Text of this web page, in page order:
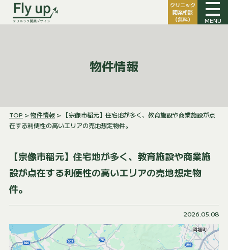
クリニック
開業相談
（無料）
MENU
物件情報
TOP > 物件情報> 【宗像市稲元】住宅地が多く、教育施設や商業施設が点
在する利便性の高いエリアの売地想定物件。
【宗像市稲元】住宅地が多く、教育施設や商業施
設が点在する利便性の高いエリアの売地想定物
件。
2026.05.08